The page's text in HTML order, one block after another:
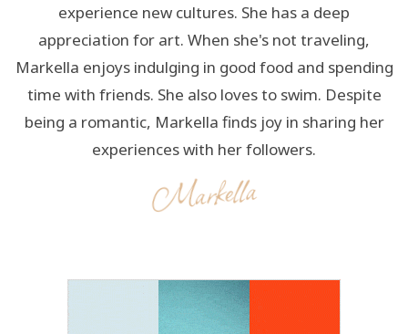
experience new cultures. She has a deep
appreciation for art. When she's not traveling,
Markella enjoys indulging in good food and spending
time with friends. She also loves to swim. Despite
being a romantic, Markella finds joy in sharing her
experiences with her followers.